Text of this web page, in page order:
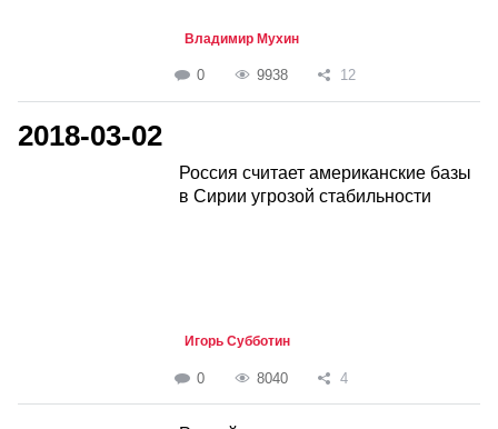
Владимир Мухин
0 9938 12
2018-03-02
Россия считает американские базы
в Сирии угрозой стабильности
Игорь Субботин
0 8040 4